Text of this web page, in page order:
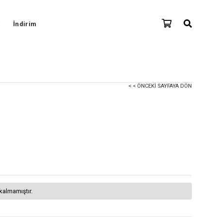
İndirim
< < ÖNCEKI SAYFAYA DÖN